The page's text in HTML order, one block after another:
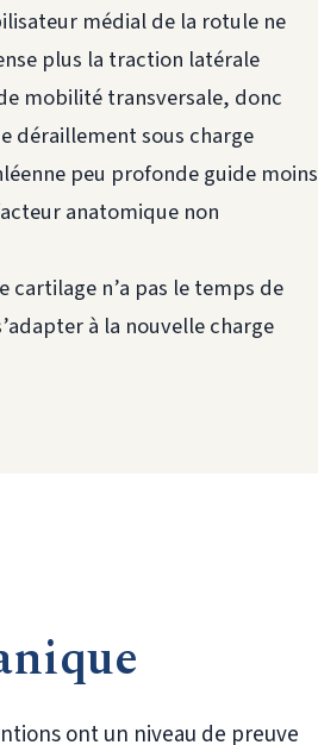
médial de la rotule ne
plus la traction latérale
mobilité transversale, donc
déraillement sous charge
peu profonde guide moins
anatomique non
cartilage n’a pas le temps de
à la nouvelle charge
ont un niveau de preuve